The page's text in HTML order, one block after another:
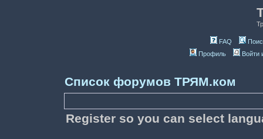
FAQ
Профиль
Войти
Список форумов ТРЯМ.ком
Register so you can select